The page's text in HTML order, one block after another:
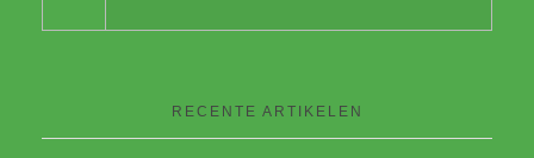
RECENTE ARTIKELEN